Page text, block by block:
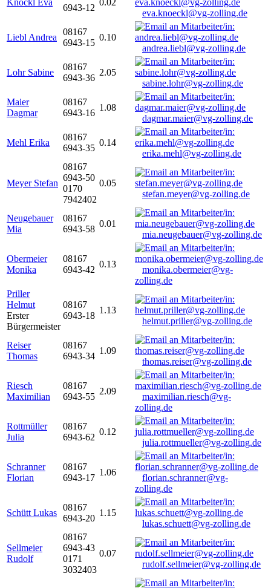
Knöckl Eva
6943-12
0.02
eva.knoeckl@vg-zolling.de
Liebl Andrea
08167
6943-15
0.10
andrea.liebl@vg-zolling.de
Lohr Sabine
08167
6943-36
2.05
sabine.lohr@vg-zolling.de
Maier
Dagmar
08167
6943-16
1.08
dagmar.maier@vg-zolling.de
Mehl Erika
08167
6943-35
0.14
erika.mehl@vg-zolling.de
Meyer Stefan
08167
6943-50
0170
7942402
0.05
stefan.meyer@vg-zolling.de
Neugebauer
Mia
08167
6943-58
0.01
mia.neugebauer@vg-zolling.de
Obermeier
Monika
08167
6943-42
0.13
monika.obermeier@vg-
zolling.de
Priller
Helmut
Erster
Bürgermeister
08167
6943-18
1.13
helmut.priller@vg-zolling.de
Reiser
Thomas
08167
6943-34
1.09
thomas.reiser@vg-zolling.de
Riesch
Maximilian
08167
6943-55
2.09
maximilian.riesch@vg-
zolling.de
Rottmüller
Julia
08167
6943-62
0.12
julia.rottmueller@vg-zolling.de
Schranner
Florian
08167
6943-17
1.06
florian.schranner@vg-
zolling.de
Schütt Lukas
08167
6943-20
1.15
lukas.schuett@vg-zolling.de
Sellmeier
Rudolf
08167
6943-43
0171
3032403
0.07
rudolf.sellmeier@vg-zolling.de